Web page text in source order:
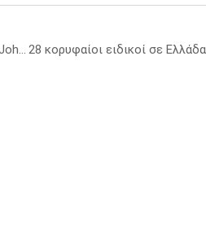
Κέρδη μεγαλύτερα από τις προβλέψεις για την Johnson & Johnson